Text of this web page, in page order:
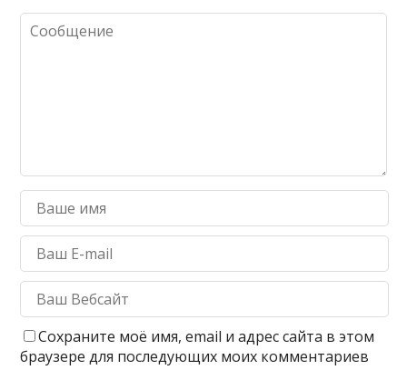
Сохраните моё имя, email и адрес сайта в этом
браузере для последующих моих комментариев